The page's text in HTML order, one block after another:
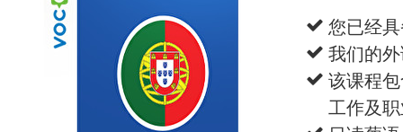
您已经
我们的
该课程
工作及